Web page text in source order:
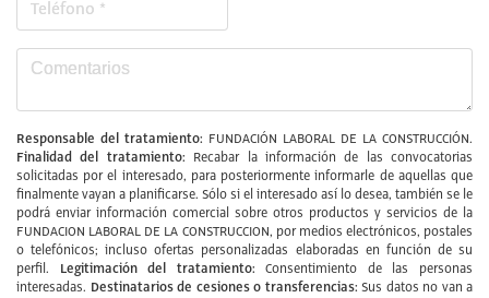
Responsable del tratamiento: FUNDACIÓN LABORAL DE LA CONSTRUCCIÓN.
Finalidad del tratamiento: Recabar la información de las convocatorias
solicitadas por el interesado, para posteriormente informarle de aquellas que
finalmente vayan a planificarse. Sólo si el interesado así lo desea, también se le
podrá enviar información comercial sobre otros productos y servicios de la
FUNDACION LABORAL DE LA CONSTRUCCION, por medios electrónicos, postales
o telefónicos; incluso ofertas personalizadas elaboradas en función de su
perfil.
Legitimación del tratamiento: Consentimiento de las personas
interesadas. Destinatarios de cesiones o transferencias: Sus datos no van a